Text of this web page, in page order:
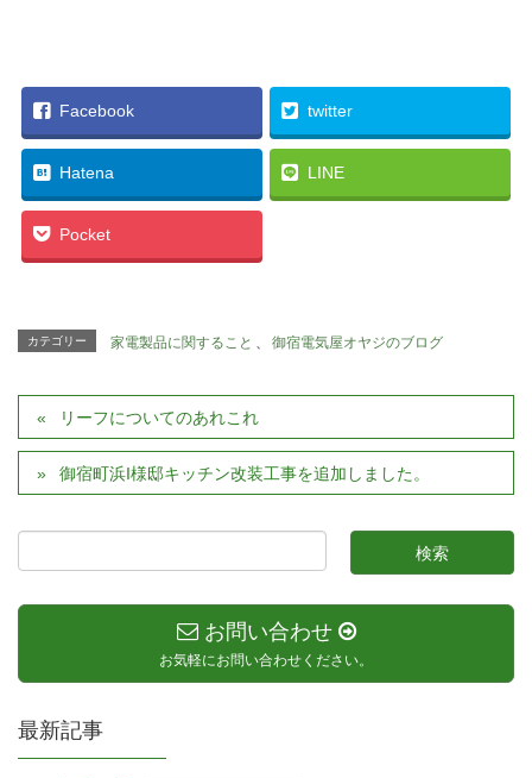
Facebook twitter
Hatena LINE
Pocket
カテゴリー 家電製品に関すること 、 御宿電気屋オヤジのブログ
リーフについてのあれこれ
御宿町浜I様邸キッチン改装工事を追加しました。
お問い合わせ
お気軽にお問い合わせください。
最新記事